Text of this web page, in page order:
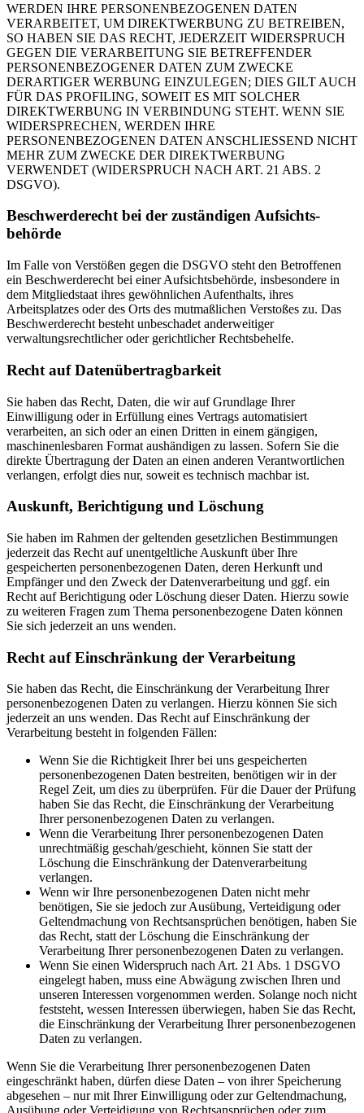
WERDEN IHRE PERSONENBEZOGENEN DATEN
VERARBEITET, UM DIREKTWERBUNG ZU BETREIBEN,
SO HABEN SIE DAS RECHT, JEDERZEIT WIDERSPRUCH
GEGEN DIE VERARBEITUNG SIE BETREFFENDER
PERSONENBEZOGENER DATEN ZUM ZWECKE
DERARTIGER WERBUNG EINZULEGEN; DIES GILT AUCH
FÜR DAS PROFILING, SOWEIT ES MIT SOLCHER
DIREKTWERBUNG IN VERBINDUNG STEHT. WENN SIE
WIDERSPRECHEN, WERDEN IHRE
PERSONENBEZOGENEN DATEN ANSCHLIESSEND NICHT
MEHR ZUM ZWECKE DER DIREKTWERBUNG
VERWENDET (WIDERSPRUCH NACH ART. 21 ABS. 2
DSGVO).
Beschwerde­recht bei der zuständigen Aufsichts­
behörde
Im Falle von Verstößen gegen die DSGVO steht den Betroffenen
ein Beschwerderecht bei einer Aufsichtsbehörde, insbesondere in
dem Mitgliedstaat ihres gewöhnlichen Aufenthalts, ihres
Arbeitsplatzes oder des Orts des mutmaßlichen Verstoßes zu. Das
Beschwerderecht besteht unbeschadet anderweitiger
verwaltungsrechtlicher oder gerichtlicher Rechtsbehelfe.
Recht auf Daten­übertrag­barkeit
Sie haben das Recht, Daten, die wir auf Grundlage Ihrer
Einwilligung oder in Erfüllung eines Vertrags automatisiert
verarbeiten, an sich oder an einen Dritten in einem gängigen,
maschinenlesbaren Format aushändigen zu lassen. Sofern Sie die
direkte Übertragung der Daten an einen anderen Verantwortlichen
verlangen, erfolgt dies nur, soweit es technisch machbar ist.
Auskunft, Berichtigung und Löschung
Sie haben im Rahmen der geltenden gesetzlichen Bestimmungen
jederzeit das Recht auf unentgeltliche Auskunft über Ihre
gespeicherten personenbezogenen Daten, deren Herkunft und
Empfänger und den Zweck der Datenverarbeitung und ggf. ein
Recht auf Berichtigung oder Löschung dieser Daten. Hierzu sowie
zu weiteren Fragen zum Thema personenbezogene Daten können
Sie sich jederzeit an uns wenden.
Recht auf Einschränkung der Verarbeitung
Sie haben das Recht, die Einschränkung der Verarbeitung Ihrer
personenbezogenen Daten zu verlangen. Hierzu können Sie sich
jederzeit an uns wenden. Das Recht auf Einschränkung der
Verarbeitung besteht in folgenden Fällen:
Wenn Sie die Richtigkeit Ihrer bei uns gespeicherten
personenbezogenen Daten bestreiten, benötigen wir in der
Regel Zeit, um dies zu überprüfen. Für die Dauer der Prüfung
haben Sie das Recht, die Einschränkung der Verarbeitung
Ihrer personenbezogenen Daten zu verlangen.
Wenn die Verarbeitung Ihrer personenbezogenen Daten
unrechtmäßig geschah/geschieht, können Sie statt der
Löschung die Einschränkung der Datenverarbeitung
verlangen.
Wenn wir Ihre personenbezogenen Daten nicht mehr
benötigen, Sie sie jedoch zur Ausübung, Verteidigung oder
Geltendmachung von Rechtsansprüchen benötigen, haben Sie
das Recht, statt der Löschung die Einschränkung der
Verarbeitung Ihrer personenbezogenen Daten zu verlangen.
Wenn Sie einen Widerspruch nach Art. 21 Abs. 1 DSGVO
eingelegt haben, muss eine Abwägung zwischen Ihren und
unseren Interessen vorgenommen werden. Solange noch nicht
feststeht, wessen Interessen überwiegen, haben Sie das Recht,
die Einschränkung der Verarbeitung Ihrer personenbezogenen
Daten zu verlangen.
Wenn Sie die Verarbeitung Ihrer personenbezogenen Daten
eingeschränkt haben, dürfen diese Daten – von ihrer Speicherung
abgesehen – nur mit Ihrer Einwilligung oder zur Geltendmachung,